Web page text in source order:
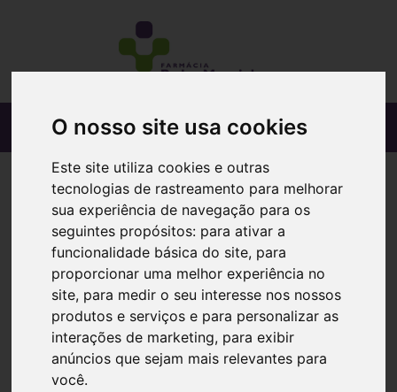
O nosso site usa cookies
Este site utiliza cookies e outras
tecnologias de rastreamento para melhorar
sua experiência de navegação para os
seguintes propósitos: para ativar a
funcionalidade básica do site, para
proporcionar uma melhor experiência no
site, para medir o seu interesse nos nossos
produtos e serviços e para personalizar as
interações de marketing, para exibir
anúncios que sejam mais relevantes para
você.